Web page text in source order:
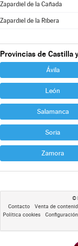
Zapardiel de la Cañada
Zapardiel de la Ribera
Provincias de Castilla
Ávila
León
Salamanca
Soria
Zamora
©
Contacto Venta de
Política cookies